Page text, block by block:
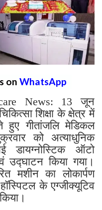
on WhatsApp
News: 13 जून
शिक्षा के क्षेत्र में
हुए गीतांजलि मेडिकल
को अत्याधुनिक
डायग्नोस्टिक ऑटो
उद्घाटन किया गया।
मशीन का लोकार्पण
के एग्जीक्यूटिव